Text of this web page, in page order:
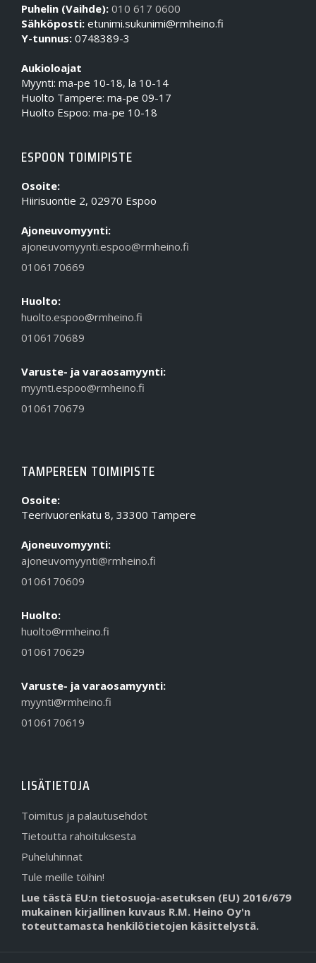
Puhelin (Vaihde): 010 617 0600
Sähköposti: etunimi.sukunimi@rmheino.fi
Y-tunnus: 0748389-3
Aukioloajat
Myynti: ma-pe 10-18, la 10-14
Huolto Tampere: ma-pe 09-17
Huolto Espoo: ma-pe 10-18
ESPOON TOIMIPISTE
Osoite:
Hiirisuontie 2, 02970 Espoo
Ajoneuvomyynti:
ajoneuvomyynti.espoo@rmheino.fi
0106170669
Huolto:
huolto.espoo@rmheino.fi
0106170689
Varuste- ja varaosamyynti:
myynti.espoo@rmheino.fi
0106170679
TAMPEREEN TOIMIPISTE
Osoite:
Teerivuorenkatu 8, 33300 Tampere
Ajoneuvomyynti:
ajoneuvomyynti@rmheino.fi
0106170609
Huolto:
huolto@rmheino.fi
0106170629
Varuste- ja varaosamyynti:
myynti@rmheino.fi
0106170619
LISÄTIETOJA
Toimitus ja palautusehdot
Tietoutta rahoituksesta
Puheluhinnat
Tule meille töihin!
Lue tästä EU:n tietosuoja-asetuksen (EU) 2016/679
mukainen kirjallinen kuvaus R.M. Heino Oy'n
toteuttamasta henkilötietojen käsittelystä.